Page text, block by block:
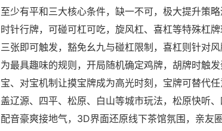
至少有平和三大核心条件，缺一不可，极大提升策
时针行牌，可碰可杠可吃，旋风杠、喜杠等特殊杠
三张即可触发，豁免幺九与碰杠限制，喜杠则针对
为最具趣味的规则，开局随机确定鸡牌，胡牌时触
宝、对宝机制让摸宝牌成为高光时刻，宝牌可替代
盖辽源、四平、松原、白山等城市玩法，松原快听
配音豪爽接地气，3D界面还原线下茶馆氛围，亲友